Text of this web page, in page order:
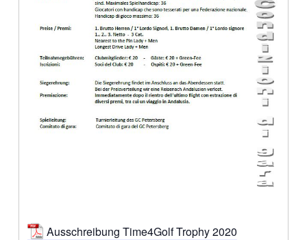
Ausschreibung Time4Golf Trophy 2020